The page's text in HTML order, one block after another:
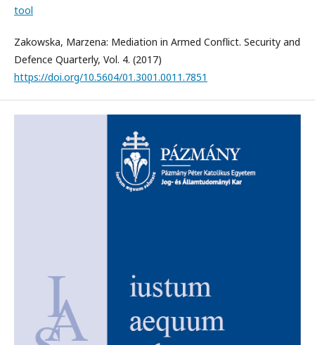
tool
Zakowska, Marzena: Mediation in Armed Conflict. Security and
Defence Quarterly, Vol. 4. (2017)
https://doi.org/10.5604/01.3001.0011.7851